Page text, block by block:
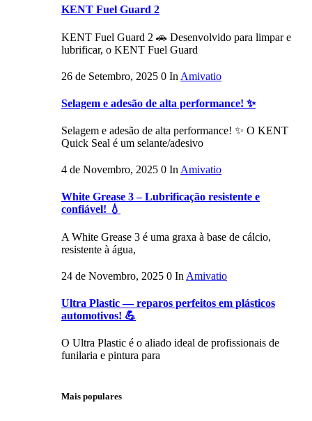
KENT Fuel Guard 2
KENT Fuel Guard 2 🚗 Desenvolvido para limpar e
lubrificar, o KENT Fuel Guard
26 de Setembro, 2025 0 In Amivatio
Selagem e adesão de alta performance! ✨
Selagem e adesão de alta performance! ✨ O KENT
Quick Seal é um selante/adesivo
4 de Novembro, 2025 0 In Amivatio
White Grease 3 – Lubrificação resistente e
confiável! 💧
A White Grease 3 é uma graxa à base de cálcio,
resistente à água,
24 de Novembro, 2025 0 In Amivatio
Ultra Plastic — reparos perfeitos em plásticos
automotivos! 💪
O Ultra Plastic é o aliado ideal de profissionais de
funilaria e pintura para
Mais populares